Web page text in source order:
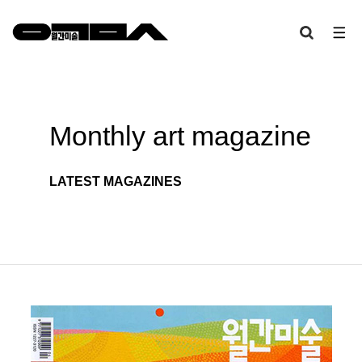
Monthly artmagazine
LATEST MAGAZINES